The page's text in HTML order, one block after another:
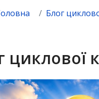
Блог
циклової